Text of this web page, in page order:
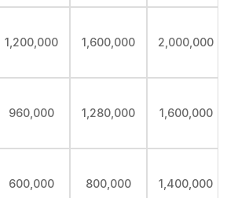
1,200,000 1,600,000 2,000,000
960,000 1,280,000 1,600,000
600,000 800,000 1,400,000